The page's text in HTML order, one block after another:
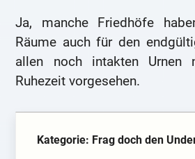
Ja, manche Friedhöfe
Räume auch für den
allen noch intakten Urnen
Ruhezeit vorgesehen.
Kategorie: Frag doch den